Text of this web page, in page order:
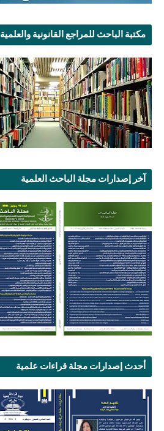
مكتبة الباحث للمراجع القانونية والعلمية
آخر إصدارات مجلة الباحث العلمية
أحدث إصدارات مجلة قراءات علمية